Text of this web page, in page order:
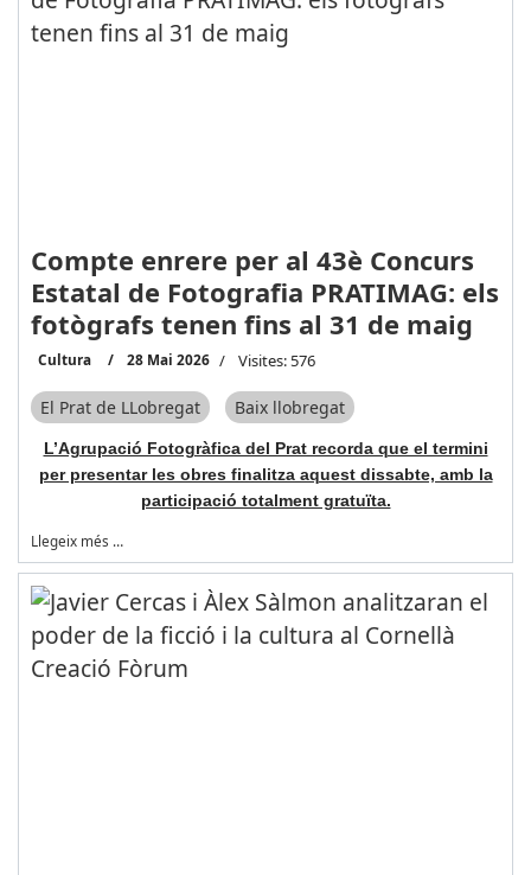
Compte enrere per al 43è Concurs
Estatal de Fotografia PRATIMAG: els
fotògrafs tenen fins al 31 de maig
Cultura 28 Mai 2026 Visites: 576
El Prat de LLobregat Baix llobregat
L’Agrupació Fotogràfica del Prat recorda que el termini
per presentar les obres finalitza aquest dissabte, amb la
participació totalment gratuïta.
Llegeix més …